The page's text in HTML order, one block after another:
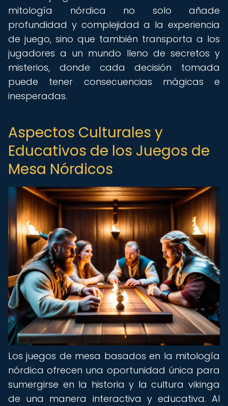
mitología nórdica no solo añade
profundidad y complejidad a la experiencia
de juego, sino que también transporta a los
jugadores a un mundo lleno de secretos y
misterios, donde cada decisión tomada
puede tener consecuencias mágicas e
inesperadas.
Aspectos Culturales y
Educativos de los Juegos de
Mesa Nórdicos
Los juegos de mesa basados en la mitología
nórdica ofrecen una oportunidad única para
sumergirse en la historia y la cultura vikinga
de una manera interactiva y educativa. Al